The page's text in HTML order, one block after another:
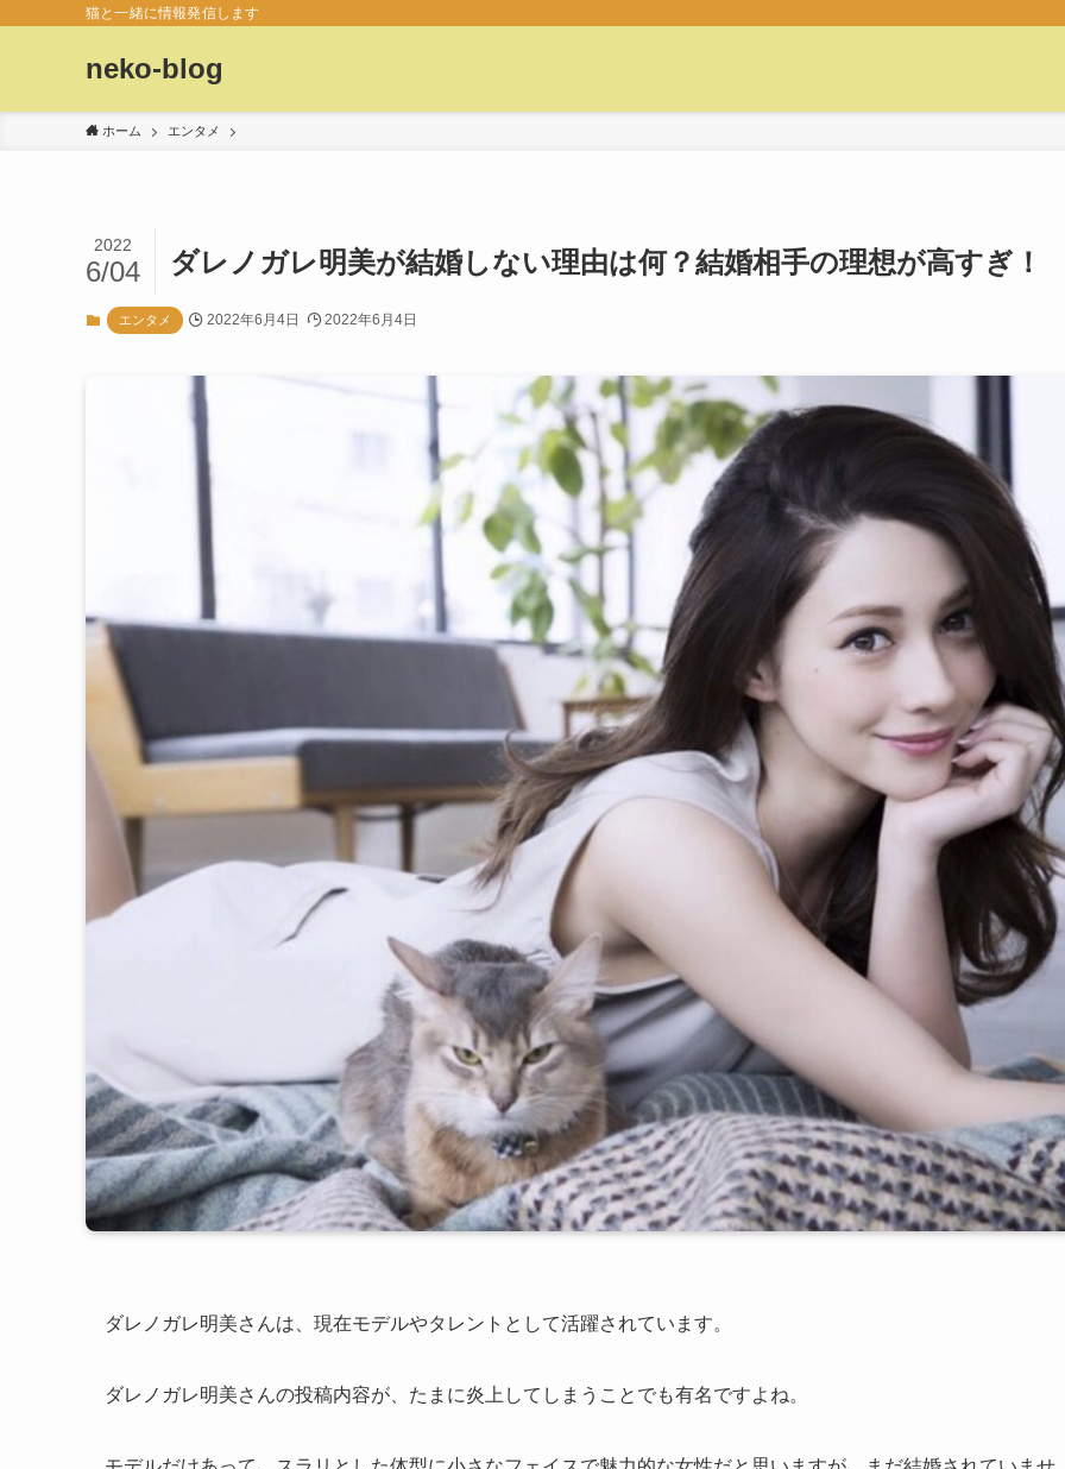
猫と一緒に情報発信します
neko-blog
ホーム エンタメ
ダレノガレ明美が結婚しない理由は何？結婚相手の理想が高すぎ！
2022
6/04
エンタメ 2022年6月4日 2022年6月4日
ダレノガレ明美さんは、現在モデルやタレントとして活躍されています。
ダレノガレ明美さんの投稿内容が、たまに炎上してしまうことでも有名ですよね。